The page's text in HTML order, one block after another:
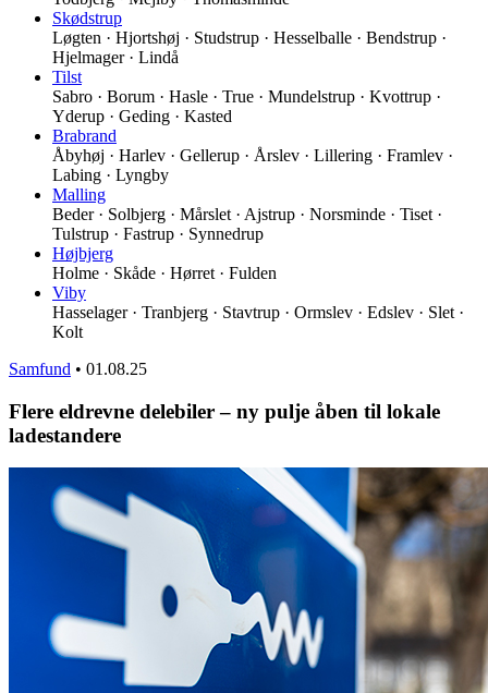
Skødstrup
Løgten · Hjortshøj · Studstrup · Hesselballe · Bendstrup ·
Hjelmager · Lindå
Tilst
Sabro · Borum · Hasle · True · Mundelstrup · Kvottrup ·
Yderup · Geding · Kasted
Brabrand
Åbyhøj · Harlev · Gellerup · Årslev · Lillering · Framlev ·
Labing · Lyngby
Malling
Beder · Solbjerg · Mårslet · Ajstrup · Norsminde · Tiset ·
Tulstrup · Fastrup · Synnedrup
Højbjerg
Holme · Skåde · Hørret · Fulden
Viby
Hasselager · Tranbjerg · Stavtrup · Ormslev · Edslev · Slet ·
Kolt
Samfund • 01.08.25
Flere eldrevne delebiler – ny pulje åben til lokale
ladestandere